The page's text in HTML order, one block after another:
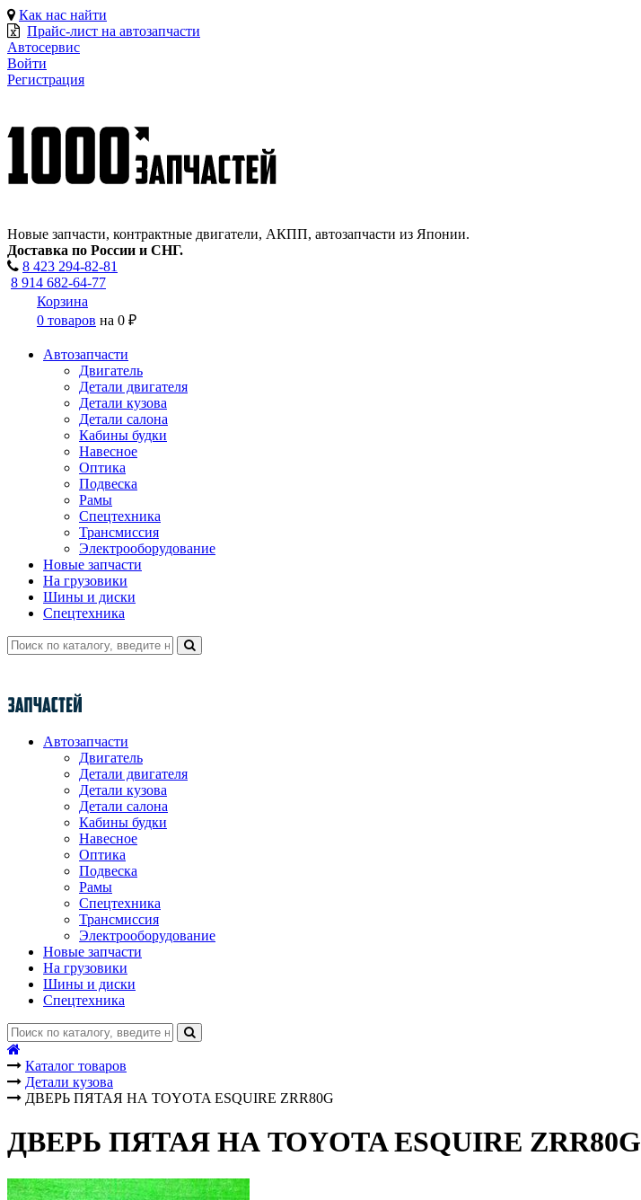
Как нас найти
Прайс-лист на автозапчасти
Автосервис
Войти
Регистрация
Новые запчасти, контрактные двигатели, АКПП, автозапчасти из Японии.
Доставка по России и СНГ.
8 423 294-82-81
8 914 682-64-77
Корзина
0 товаров на 0 ₽
Автозапчасти
Двигатель
Детали двигателя
Детали кузова
Детали салона
Кабины будки
Навесное
Оптика
Подвеска
Рамы
Спецтехника
Трансмиссия
Электрооборудование
Новые запчасти
На грузовики
Шины и диски
Спецтехника
Автозапчасти
Двигатель
Детали двигателя
Детали кузова
Детали салона
Кабины будки
Навесное
Оптика
Подвеска
Рамы
Спецтехника
Трансмиссия
Электрооборудование
Новые запчасти
На грузовики
Шины и диски
Спецтехника
Каталог товаров
Детали кузова
ДВЕРЬ ПЯТАЯ НА TOYOTA ESQUIRE ZRR80G
ДВЕРЬ ПЯТАЯ НА TOYOTA ESQUIRE ZRR80G